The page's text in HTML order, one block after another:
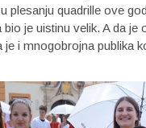
plesanju quadrille ove
je uistinu velik. A da je
je i mnogobrojna publika